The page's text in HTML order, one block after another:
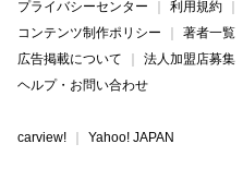
プライバシーセンター
利用規約
コンテンツ制作ポリシー
著者一覧
広告掲載について
法人加盟店募集
ヘルプ・お問い合わせ
carview! Yahoo! JAPAN